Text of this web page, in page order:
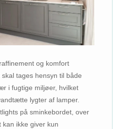
og komfort
tages hensyn til både
i fugtige miljøer, hvilket
lygter af lamper.
på sminkebordet, over
ikke giver kun